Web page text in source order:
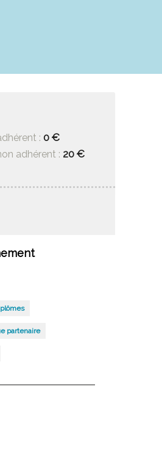
: 0 €
adhérent : 20 €
partenaire